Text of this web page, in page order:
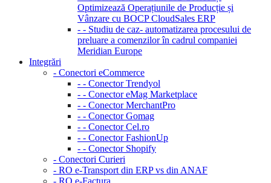
Optimizează Operațiunile de Producție și
Vânzare cu BOCP CloudSales ERP
- - Studiu de caz- automatizarea procesului de
preluare a comenzilor în cadrul companiei
Meridian Europe
Integrări
- Conectori eCommerce
- - Conector Trendyol
- - Conector eMag Marketplace
- - Conector MerchantPro
- - Conector Gomag
- - Conector Cel.ro
- - Conector FashionUp
- - Conector Shopify
- Conectori Curieri
- RO e-Transport din ERP vs din ANAF
- RO e-Factura